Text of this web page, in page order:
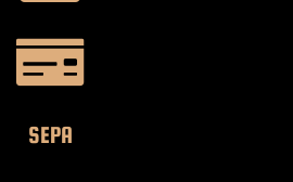
SEPA